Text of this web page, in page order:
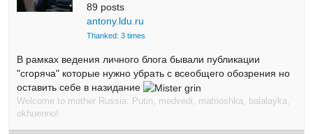
89 posts
antony.ldu.ru
Thanked: 3 times
В рамках ведения личного блога бывали публикации
"сгоряча" которые нужно убрать с всеобщего обозрения но
оставить себе в назидание
Welcome to mother Russia: Putin, medvedi, matrioshka, balalayka,
okhuenno!